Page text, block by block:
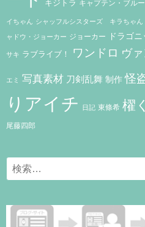
キジトラ キャプテン・ブルー
イちゃん シャッフルシスターズ キラちゃん
ャドウ・ジョーカー ジョーカー ドラゴ
サキ ラブライブ！ ワンドロ ヴ
エミ 写真素材 刀剣乱舞 制作 怪
りアイチ
日記 東條希 櫂
尾藤四郎
Search
for: